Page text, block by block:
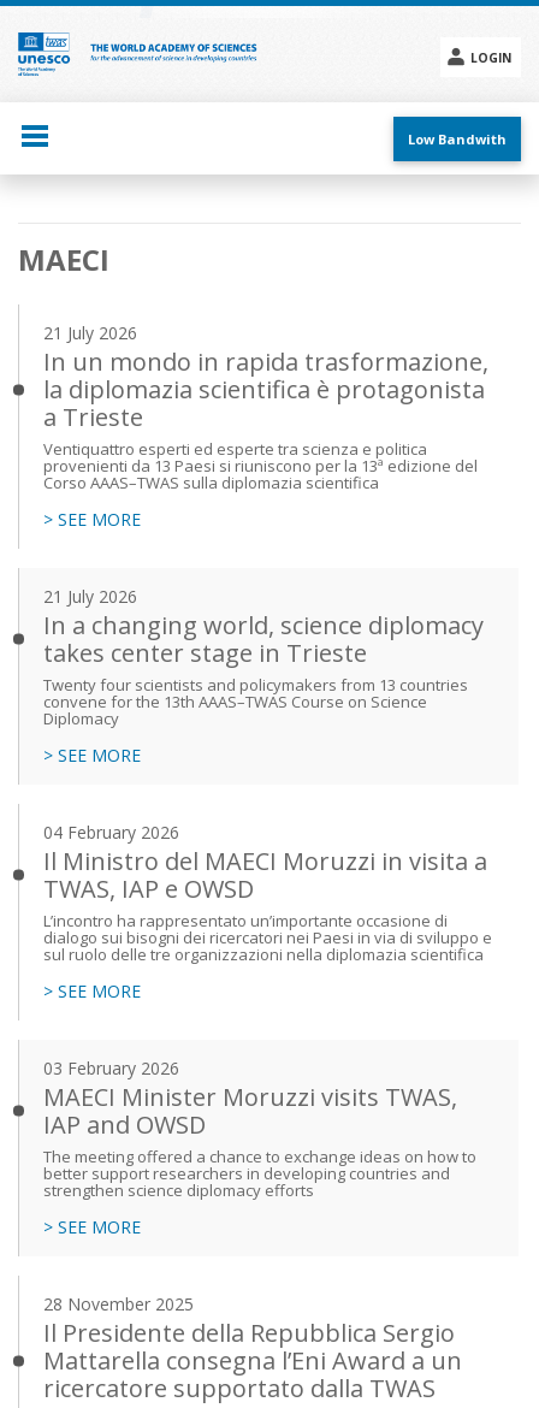
Skip
main
content
LOGIN
menu
Low Bandwith
Main
navigation
MAECI
21 July 2026
In un mondo in rapida trasformazione,
la diplomazia scientifica è protagonista
a Trieste
Ventiquattro esperti ed esperte tra scienza e politica
provenienti da 13 Paesi si riuniscono per la 13ª edizione del
Corso AAAS–TWAS sulla diplomazia scientifica
> SEE MORE
21 July 2026
In a changing world, science diplomacy
takes center stage in Trieste
Twenty four scientists and policymakers from 13 countries
convene for the 13th AAAS–TWAS Course on Science
Diplomacy
> SEE MORE
04 February 2026
Il Ministro del MAECI Moruzzi in visita a
TWAS, IAP e OWSD
L’incontro ha rappresentato un’importante occasione di
dialogo sui bisogni dei ricercatori nei Paesi in via di sviluppo e
sul ruolo delle tre organizzazioni nella diplomazia scientifica
> SEE MORE
03 February 2026
MAECI Minister Moruzzi visits TWAS,
IAP and OWSD
The meeting offered a chance to exchange ideas on how to
better support researchers in developing countries and
strengthen science diplomacy efforts
> SEE MORE
28 November 2025
Il Presidente della Repubblica Sergio
Mattarella consegna l’Eni Award a un
ricercatore supportato dalla TWAS